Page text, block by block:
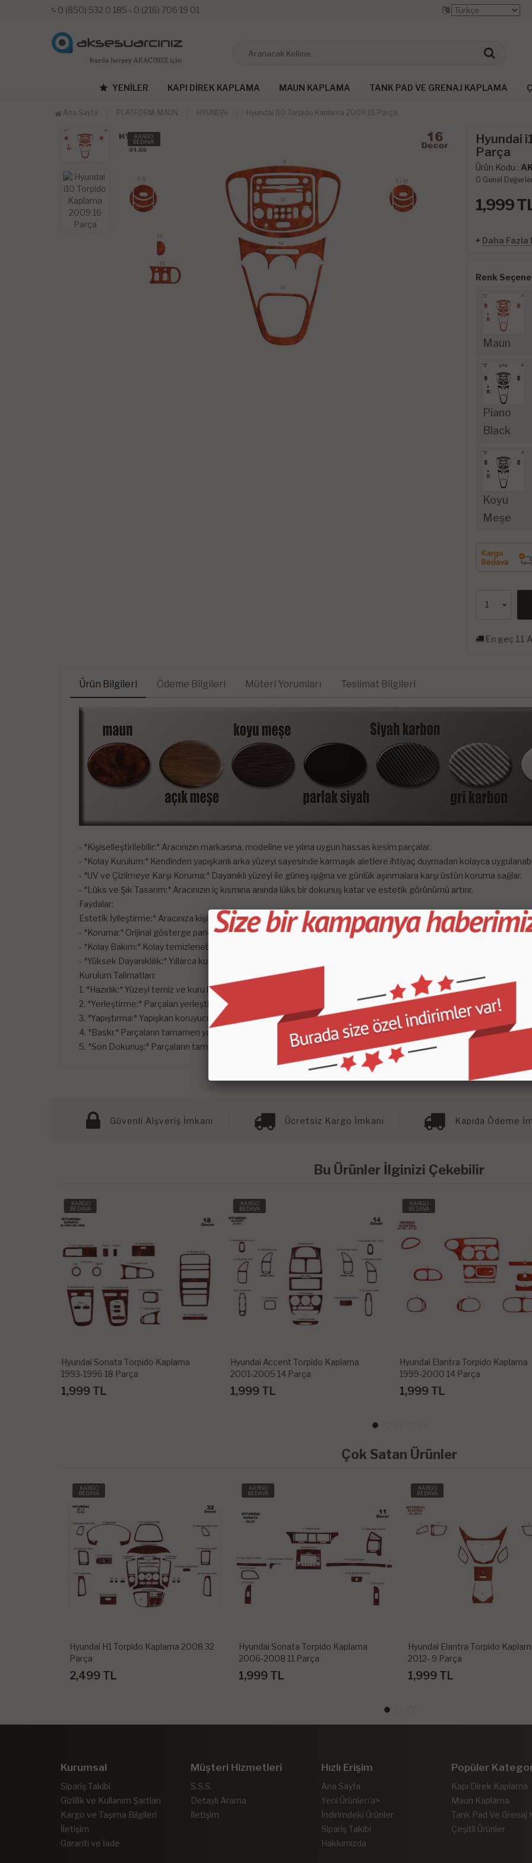
0 (850) 532 0 185 - 0 (216) 706 19 01
YENILER KAPI DIREK KAPLAMA MAUN KAPLAMA TANK PAD VE GRENAJ KAPLAMA
Ana Sayfa PLATFORM-MAUN HYUNDAI Hyundai i10 Torpido Kaplama 2009 16 Parça
KARGO
BEDAVA
Hyundai
Parça
Ürün Kodu :
0 Genel
1,999
+ Daha Fazla
Renk
Maun
Piano
Black
Koyu
Meşe
En geç 11
Ürün Bilgileri Ödeme Bilgileri Müteri Yorumları Teslimat Bilgileri
- *Kişiselleştirilebilir:* Aracınızın markasına, modeline ve yılına uygun hassas kesim parçalar.
- *Kolay Kurulum:* Kendinden yapışkanlı arka yüzeyi sayesinde karmaşık aletlere ihtiyaç duymadan kolayca
- *UV ve Çizilmeye Karşı Koruma:* Dayanıklı yüzeyi ile güneş ışığına ve günlük aşınmalara karşı üstün koruma sağlar.
- *Lüks ve Şık Tasarım:* Aracınızın iç kısmına anında lüks bir dokunuş katar ve estetik görünümü artırır.
Faydalar:
Estetik İyileştirme:* Aracınıza kişiselleştirilmiş ve zarif bir görünüm kazandırır.
- *Koruma:* Orijinal gösterge paneli yüzeyini koruyarak uzun ömürlü kullanım sağlar.
- *Kolay Bakım:* Kolay temizlenebilen yüzeyi sayesinde bakım gerektirmez.
- *Yüksek Dayanıklılık:* Yıllarca kullanımdan sonra bile şıklığını ve bütünlüğünü korur.
Kurulum Talimatları:
1. *Hazırlık:* Yüzeyi temiz ve kuru hale getirmek için bir temizleyici kullanın.
2. *Yerleştirme:* Parçaları yerleştirin ve uyumlarını kontrol edin.
3. *Yapıştırma:* Yapışkan koruyucu filmi çıkarın ve parçaları dikkatlice değiştirin.
4. *Baskı:* Parçaların tamamen yapışmasını sağlamak için birkaç dakika basınç uygulayın.
5. *Son Dokunuş:* Parçaların tamamen oturması için birkaç saat bekleyin.
Güvenli Alşveriş İmkanı Ücretsiz Kargo İmkanı Kapıda Ödeme
Bu Ürünler İlginizi Çekebilir
KARGO
BEDAVA
Hyundai Accent Torpido Kaplama
2001-2005 14 Parça
1,999 TL
KARGO
BEDAVA
Hyundai Elantra Torpido Kaplama
1999-2000 14 Parça
1,999 TL
KARGO
BEDAVA
Hyundai Elantra Torpido
2004-2007 10 Parça
1,999 TL
Çok Satan Ürünler
KARGO
BEDAVA
Hyundai Sonata Torpido Kaplama
2006-2008 11 Parça
1,999 TL
KARGO
BEDAVA
Hyundai Elantra Torpido Kaplama
2012- 9 Parça
1,999 TL
KARGO
BEDAVA
Hyundai I30 Torpido Kaplama
Parça
2,499 TL
Kurumsal
Sipariş Takibi
Gizlilik ve Kullanım Şartları
Kargo ve Taşıma Bilgileri
İletişim
Garanti ve İade
Müşteri Hizmetleri
S.S.S.
Detaylı Arama
İletişim
Hızlı Erişim
Ana Sayfa
Yeni Ürünler/a>
İndirimdeki Ürünler
Sipariş Takibi
Hakkımızda
Popüler
Kapı Direk Kaplama
Maun Kaplama
Tank Pad Ve Grenaj
Çeşitli Ürünler